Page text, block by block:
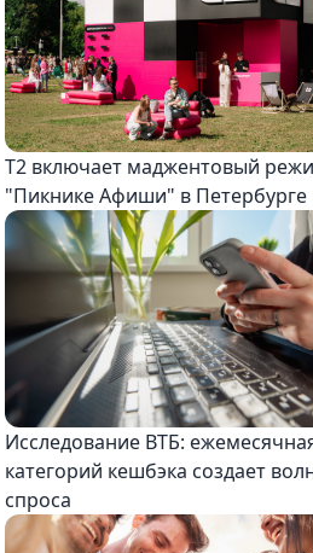
Т2 включает маджентовый
"Пикнике Афиши" в Петербурге
Исследование ВТБ:
категорий кешбэка создает
спроса